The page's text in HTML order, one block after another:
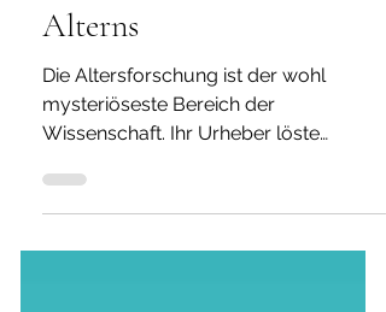
Die Wissenschaft des
Alterns
Die Altersforschung ist der wohl
mysteriöseste Bereich der
Wissenschaft. Ihr Urheber löste